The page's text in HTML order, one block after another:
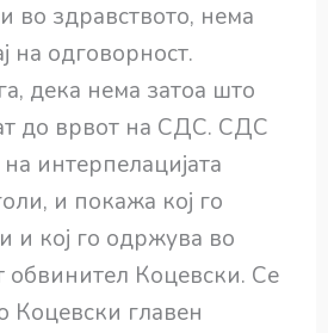
во здравството, нема
на одговорност.
дека нема затоа што
до врвот на СДС. СДС
интерпелацијата
и покажа кој го
и кој го одржува во
обвинител Коцевски. Се
главен